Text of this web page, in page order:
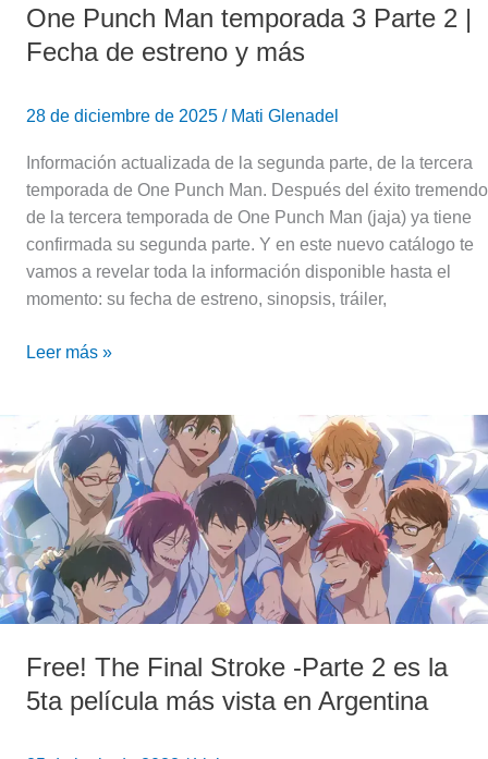
One Punch Man temporada 3 Parte 2 |
Fecha de estreno y más
28 de diciembre de 2025 / Mati Glenadel
Información actualizada de la segunda parte, de la tercera
temporada de One Punch Man. Después del éxito tremendo
de la tercera temporada de One Punch Man (jaja) ya tiene
confirmada su segunda parte. Y en este nuevo catálogo te
vamos a revelar toda la información disponible hasta el
momento: su fecha de estreno, sinopsis, tráiler,
y
más
Leer más »
Free! The Final Stroke -Parte 2 es la
5ta película más vista en Argentina
Free!
The
Final
Stroke
-
Parte
2
es
5ta
película
vista